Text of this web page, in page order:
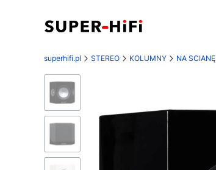
superhifi.pl STEREO KOLUMNY NA SCIANĘ